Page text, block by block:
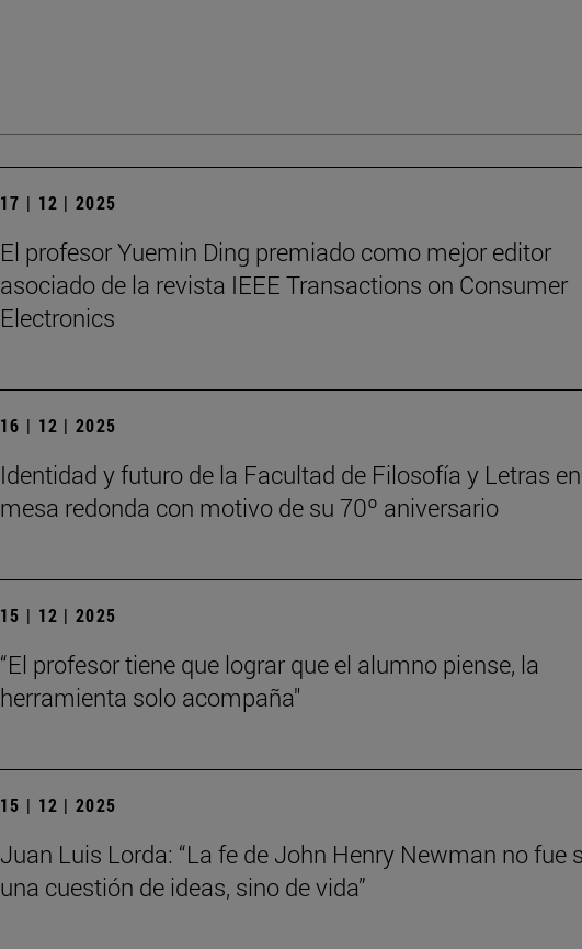
17 | 12 | 2025
El profesor Yuemin Ding premiado como mejor editor
asociado de la revista IEEE Transactions on Consumer
Electronics
16 | 12 | 2025
Identidad y futuro de la Facultad de Filosofía y Letras
mesa redonda con motivo de su 70º aniversario
15 | 12 | 2025
“El profesor tiene que lograr que el alumno piense, la
herramienta solo acompaña"
15 | 12 | 2025
Juan Luis Lorda: “La fe de John Henry Newman no fue
una cuestión de ideas, sino de vida”